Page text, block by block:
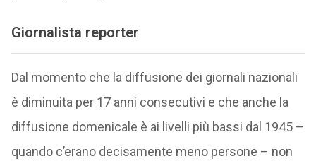
Giornalista reporter
Dal momento che la diffusione dei giornali nazionali
è diminuita per 17 anni consecutivi e che anche la
diffusione domenicale è ai livelli più bassi dal 1945 –
quando c’erano decisamente meno persone – non